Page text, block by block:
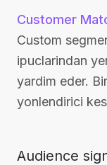
Customer
Custom
ipuclarindan
yardim eder.
yonlendirici
Audience